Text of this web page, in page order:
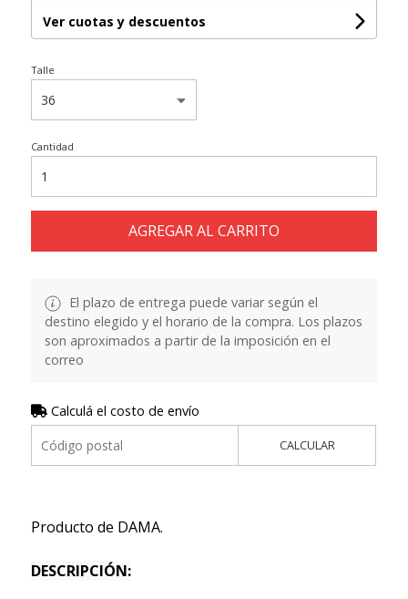
Ver cuotas y descuentos
Talle
Cantidad
AGREGAR AL CARRITO
El plazo de entrega puede variar según el
destino elegido y el horario de la compra. Los plazos
son aproximados a partir de la imposición en el
correo
Calculá el costo de envío
CALCULAR
Producto de DAMA.
DESCRIPCIÓN: